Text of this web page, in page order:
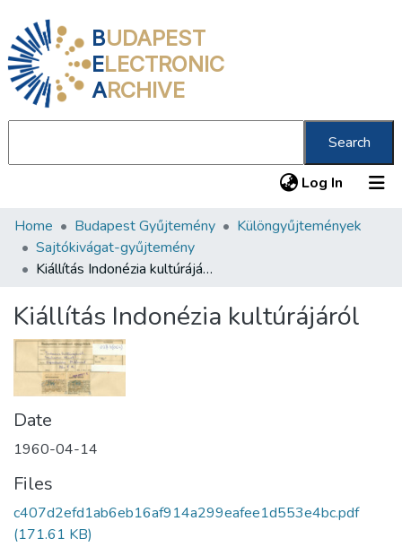
BUDAPEST
ELECTRONIC
ARCHIVE
Search
Log In (current)
Communities & Collections
All of DSpace
About us
Home Budapest Gyűjtemény
Különgyűjtemények
Sajtókivágat-gyűjtemény
Kiállítás Indonézia kultúrájáról
Kiállítás Indonézia kultúrájáról
Date
1960-04-14
Files
c407d2efd1ab6eb16af914a299eafee1d553e4bc.pdf
(171.61 KB)